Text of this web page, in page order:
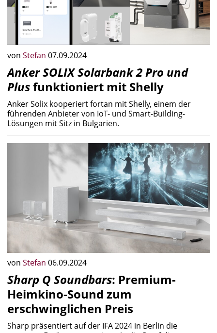
von Stefan 07.09.2024
Anker SOLIX Solarbank 2 Pro und
Plusfunktioniert mit Shelly
Anker Solix kooperiert fortan mit Shelly, einem der
führenden Anbieter von IoT- und Smart-Building-
Lösungen mit Sitz in Bulgarien.
von Stefan 06.09.2024
Sharp Q Soundbars: Premium-
Heimkino-Sound zum
erschwinglichen Preis
Sharp präsentiert auf der IFA 2024 in Berlin die